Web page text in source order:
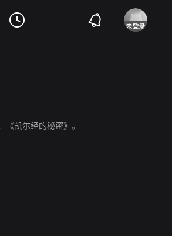
凯尔经的秘密》。